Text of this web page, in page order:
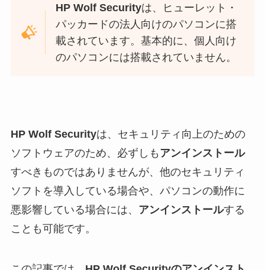
HP Wolf Securityは、ヒューレット・
パッカードの法人向けのパソコンに搭
載されています。基本的に、個人向け
のパソコンには搭載されていません。
HP Wolf Securityは、セキュリティ向上のための
ソフトウェアのため、必ずしも アンインストール
すべきものではありませんが、他のセキュリティ
ソフトを導入している場合や、パソコンの動作に
悪影響している場合には、 アンインストールする
ことも可能です。